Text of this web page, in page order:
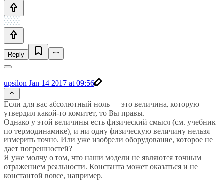
Reply
upsilon Jan 14 2017 at 09:56
Если для вас абсолютный ноль — это величина, которую
утвердил какой-то комитет, то Вы правы.
Однако у этой величины есть физический смысл (см. учебник
по термодинамике), и ни одну физическую величину нельзя
измерить точно. Или уже изобрели оборудование, которое не
дает погрешностей?
Я уже молчу о том, что наши модели не являются точным
отражением реальности. Константа может оказаться и не
константой вовсе, например.